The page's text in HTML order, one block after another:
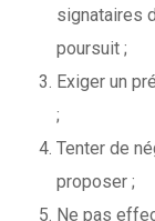
signataires
poursuit ;
Exiger un
;
Tenter de
proposer ;
Ne pas